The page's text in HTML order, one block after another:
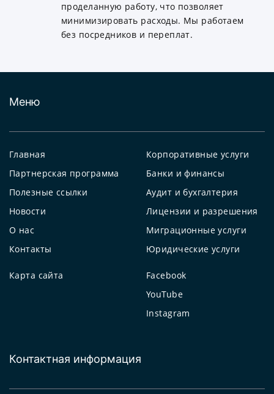
проделанную работу, что позволяет
минимизировать расходы. Мы работаем
без посредников и переплат.
Меню
Главная
Партнерская программа
Полезные ссылки
Новости
О нас
Контакты
Корпоративные услуги
Банки и финансы
Аудит и бухгалтерия
Лицензии и разрешения
Миграционные услуги
Юридические услуги
Карта сайта
Facebook
YouTube
Instagram
Контактная информация